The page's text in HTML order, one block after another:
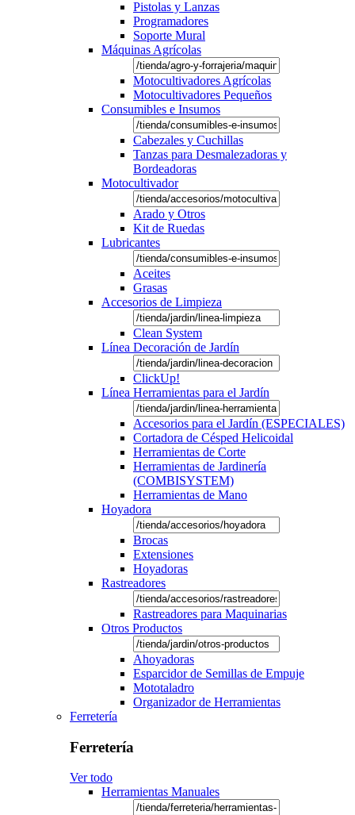
Pistolas y Lanzas
Programadores
Soporte Mural
Máquinas Agrícolas
Motocultivadores Agrícolas
Motocultivadores Pequeños
Consumibles e Insumos
Cabezales y Cuchillas
Tanzas para Desmalezadoras y
Bordeadoras
Motocultivador
Arado y Otros
Kit de Ruedas
Lubricantes
Aceites
Grasas
Accesorios de Limpieza
Clean System
Línea Decoración de Jardín
ClickUp!
Línea Herramientas para el Jardín
Accesorios para el Jardín (ESPECIALES)
Cortadora de Césped Helicoidal
Herramientas de Corte
Herramientas de Jardinería
(COMBISYSTEM)
Herramientas de Mano
Hoyadora
Brocas
Extensiones
Hoyadoras
Rastreadores
Rastreadores para Maquinarias
Otros Productos
Ahoyadoras
Esparcidor de Semillas de Empuje
Mototaladro
Organizador de Herramientas
Ferretería
Ferretería
Ver todo
Herramientas Manuales